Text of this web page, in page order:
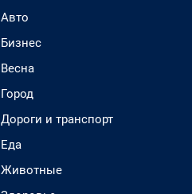
Авто
Бизнес
Весна
Город
Дороги и транспорт
Еда
Животные